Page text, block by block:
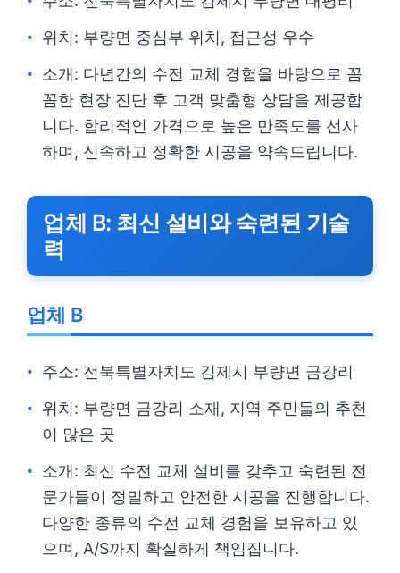
위치: 부량면 중심부 위치, 접근성 우수
소개: 다년간의 수전 교체 경험을 바탕으로 꼼
꼼한 현장 진단 후 고객 맞춤형 상담을 제공합
니다. 합리적인 가격으로 높은 만족도를 선사
하며, 신속하고 정확한 시공을 약속드립니다.
업체 B: 최신 설비와 숙련된 기술
력
업체 B
주소: 전북특별자치도 김제시 부량면 금강리
위치: 부량면 금강리 소재, 지역 주민들의 추천
이 많은 곳
소개: 최신 수전 교체 설비를 갖추고 숙련된 전
문가들이 정밀하고 안전한 시공을 진행합니다.
다양한 종류의 수전 교체 경험을 보유하고 있
으며, A/S까지 확실하게 책임집니다.